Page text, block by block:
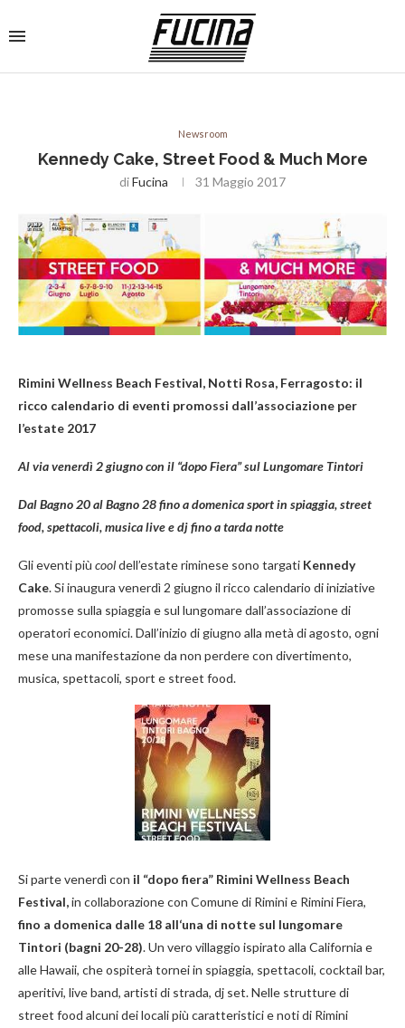
Newsroom
Kennedy Cake, Street Food & Much More
diFucina 31 Maggio 2017
Rimini Wellness Beach Festival, Notti Rosa, Ferragosto: il
ricco calendario di eventi promossi dall’associazione per
l’estate 2017
Al via venerdì 2 giugno con il “dopo Fiera” sul Lungomare Tintori
Dal Bagno 20 al Bagno 28 fino a domenica sport in spiaggia, street
food, spettacoli, musica live e dj fino a tarda notte
Gli eventi più cooldell’estate riminese sono targati Kennedy
Cake. Si inaugura venerdì 2 giugno il ricco calendario di iniziative
promosse sulla spiaggia e sul lungomare dall’associazione di
operatori economici. Dall’inizio di giugno alla metà di agosto, ogni
mese una manifestazione da non perdere con divertimento,
musica, spettacoli, sport e street food.
Si parte venerdì con il “dopo fiera” Rimini Wellness Beach
Festival,in collaborazione con Comune di Rimini e Rimini Fiera,
fino a domenica dalle 18 all‘una di notte sul lungomare
Tintori (bagni 20-28). Un vero villaggio ispirato alla California e
alle Hawaii, che ospiterà tornei in spiaggia, spettacoli, cocktail bar,
aperitivi, live band, artisti di strada, dj set. Nelle strutture di
street food alcuni dei locali più caratteristici e noti di Rimini